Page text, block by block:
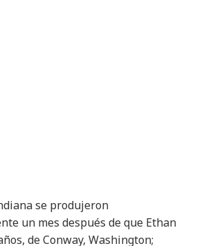
se produjeron
un mes después de que Ethan
de Conway, Washington;